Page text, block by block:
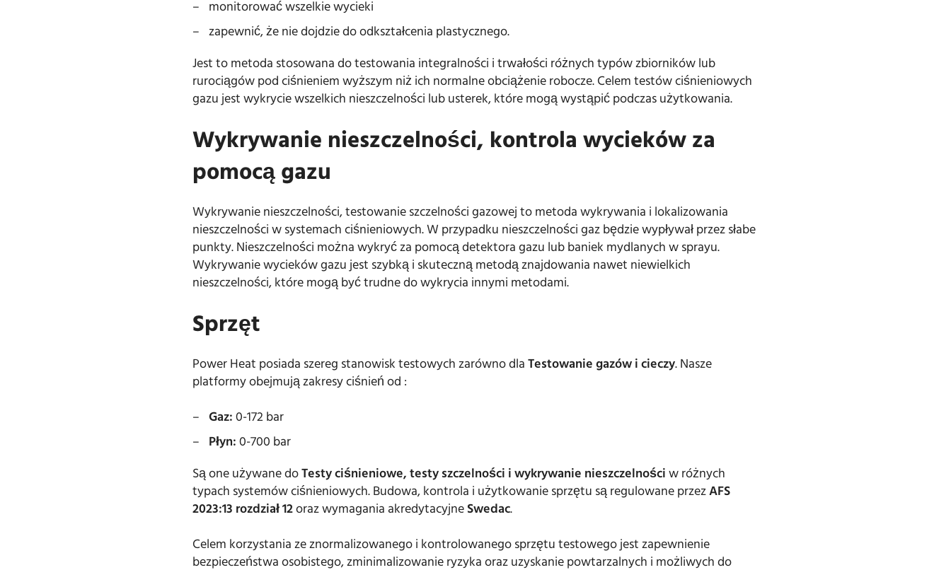
monitorować wszelkie wycieki
zapewnić, że nie dojdzie do odkształcenia plastycznego.
Jest to metoda stosowana do testowania integralności i trwałości różnych typów zbiorników lub
rurociągów pod ciśnieniem wyższym niż ich normalne obciążenie robocze. Celem testów ciśnieniowych
gazu jest wykrycie wszelkich nieszczelności lub usterek, które mogą wystąpić podczas użytkowania.
Wykrywanie nieszczelności, kontrola wycieków za
pomocą gazu
Wykrywanie nieszczelności, testowanie szczelności gazowej to metoda wykrywania i lokalizowania
nieszczelności w systemach ciśnieniowych. W przypadku nieszczelności gaz będzie wypływał przez słabe
punkty. Nieszczelności można wykryć za pomocą detektora gazu lub baniek mydlanych w sprayu.
Wykrywanie wycieków gazu jest szybką i skuteczną metodą znajdowania nawet niewielkich
nieszczelności, które mogą być trudne do wykrycia innymi metodami.
Sprzęt
Power Heat posiada szereg stanowisk testowych zarówno dla Testowanie gazów i cieczy. Nasze
platformy obejmują zakresy ciśnień od :
Gaz: 0-172 bar
Płyn: 0-700 bar
Są one używane do Testy ciśnieniowe, testy szczelności i wykrywanie nieszczelności w różnych
typach systemów ciśnieniowych. Budowa, kontrola i użytkowanie sprzętu są regulowane przez AFS
2023:13 rozdział 12 oraz wymagania akredytacyjne Swedac.
Celem korzystania ze znormalizowanego i kontrolowanego sprzętu testowego jest zapewnienie
bezpieczeństwa osobistego, zminimalizowanie ryzyka oraz uzyskanie powtarzalnych i możliwych do